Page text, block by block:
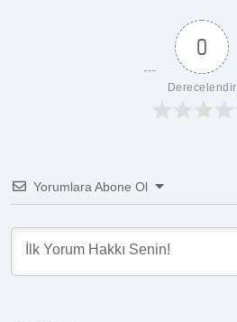
0
Derecelendir
Yorumlara Abone Ol